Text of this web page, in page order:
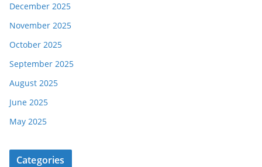
December 2025
November 2025
October 2025
September 2025
August 2025
June 2025
May 2025
Categories